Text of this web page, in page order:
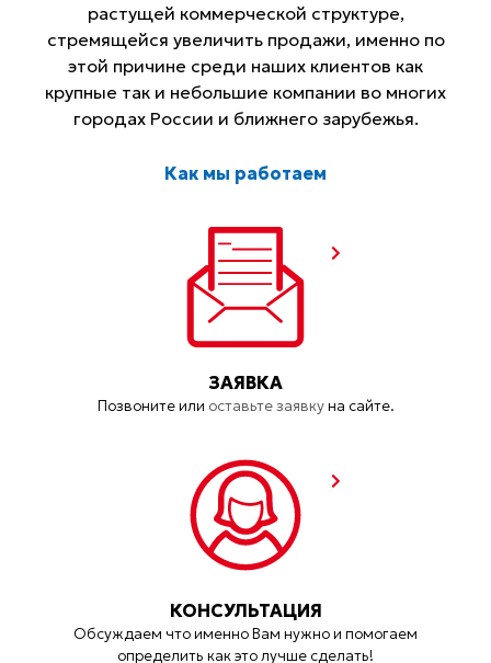
растущей коммерческой структуре,
стремящейся увеличить продажи, именно по
этой причине среди наших клиентов как
крупные так и небольшие компании во многих
городах России и ближнего зарубежья.
Как мы работаем
ЗАЯВКА
Позвоните или оставьте заявкуна сайте.
КОНСУЛЬТАЦИЯ
Обсуждаем что именно Вам нужно и помогаем
определить как это лучше сделать!